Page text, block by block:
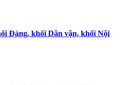
Đảng, khối Dân vận, khối Nội